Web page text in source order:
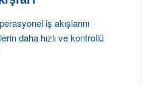
iş akışlarını
daha hızlı ve kontrollü